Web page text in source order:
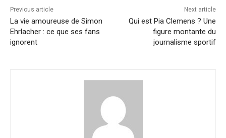
Previous article
La vie amoureuse de Simon
Ehrlacher : ce que ses fans
ignorent
Next article
Qui est Pia Clemens ? Une
figure montante du
journalisme sportif